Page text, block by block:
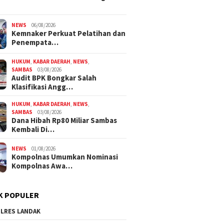
NEWS 06/08/2026
Kemnaker Perkuat Pelatihan dan
Penempata…
HUKUM KABAR DAERAH NEWS
SAMBAS
03/08/2026
Audit BPK Bongkar Salah
Klasifikasi Angg…
HUKUM KABAR DAERAH NEWS
SAMBAS
03/08/2026
Dana Hibah Rp80 Miliar Sambas
Kembali Di…
NEWS 01/08/2026
Kompolnas Umumkan Nominasi
Kompolnas Awa…
POPULER
LANDAK